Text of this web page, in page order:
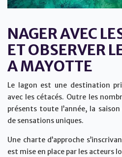
NAGER AVEC
ET OBSERVER
A MAYOTTE
Le lagon est une destination
avec les cétacés. Outre les
présents toute l’année, la saison
de sensations uniques.
Une charte d’approche
est mise en place par les acteurs